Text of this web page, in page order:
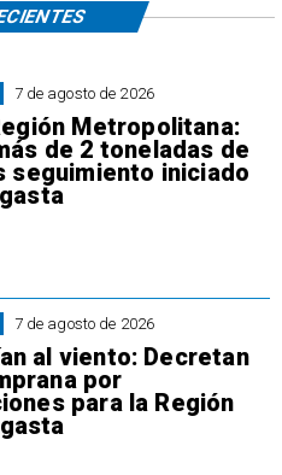
7 de agosto de 2026
Metropolitana:
de 2 toneladas de
seguimiento iniciado
7 de agosto de 2026
al viento: Decretan
por
para la Región